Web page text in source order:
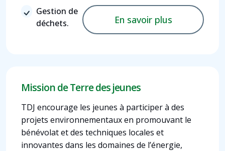
Gestion de
déchets.
En savoir plus
Mission de Terre des jeunes
TDJ encourage les jeunes à participer à des
projets environnementaux en promouvant le
bénévolat et des techniques locales et
innovantes dans les domaines de l’énergie,